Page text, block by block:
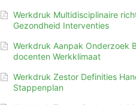
Werkdruk Multidisciplinaire
Gezondheid Interventies
Werkdruk Aanpak Onderzoek
docenten Werkklimaat
Werkdruk Zestor Definities
Stappenplan